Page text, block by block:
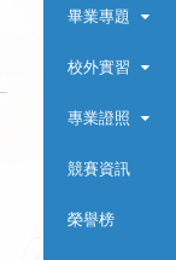
畢業專題
校外實習
專業證照
競賽資訊
榮譽榜